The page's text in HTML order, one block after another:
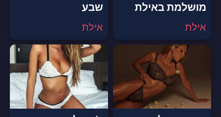
מושלמת באילת
אילת
שבע
אילת